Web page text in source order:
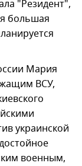
"Резидент",
большая
Мария
ВСУ,
украинской
военным,